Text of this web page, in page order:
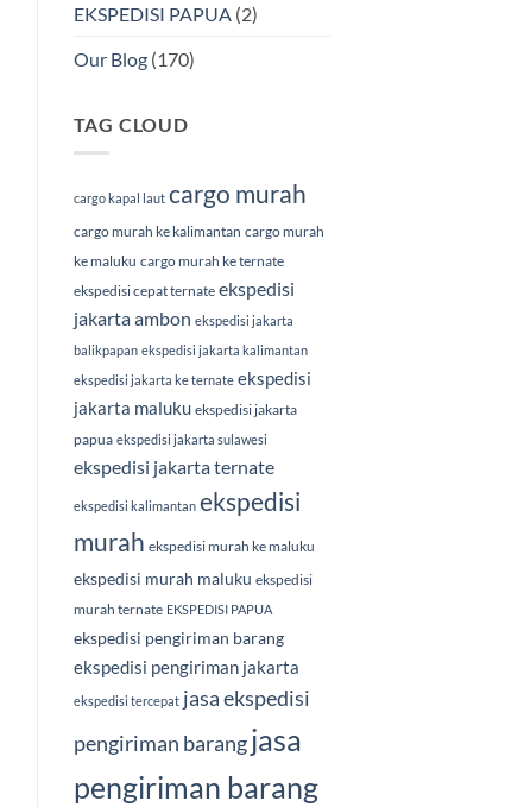
EKSPEDISI PAPUA (2)
Our Blog(170)
TAG CLOUD
cargo kapal laut cargo murah
cargo murah ke kalimantan cargo murah
ke maluku cargo murah ke ternate
ekspedisi cepat ternate ekspedisi
jakarta ambon ekspedisi jakarta
balikpapan ekspedisi jakarta kalimantan
ekspedisi jakarta ke ternate ekspedisi
jakarta maluku ekspedisi jakarta
papua ekspedisi jakarta sulawesi
ekspedisi jakarta ternate
ekspedisi kalimantan ekspedisi
murah ekspedisi murah ke maluku
ekspedisi murah maluku ekspedisi
murah ternate EKSPEDISI PAPUA
ekspedisi pengiriman barang
ekspedisi pengiriman jakarta
ekspedisi tercepat jasa ekspedisi
pengiriman barang jasa
pengiriman barang